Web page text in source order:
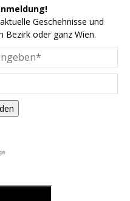
Geschehnisse und
Bezirk oder ganz Wien.